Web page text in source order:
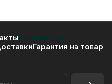
О компании
Гарантия на товар